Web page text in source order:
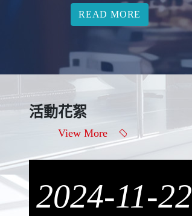
READ MORE
活動花絮
View More
2024-11-22
31104